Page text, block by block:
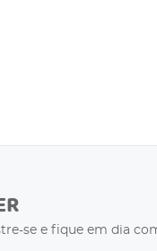
se e fique em dia